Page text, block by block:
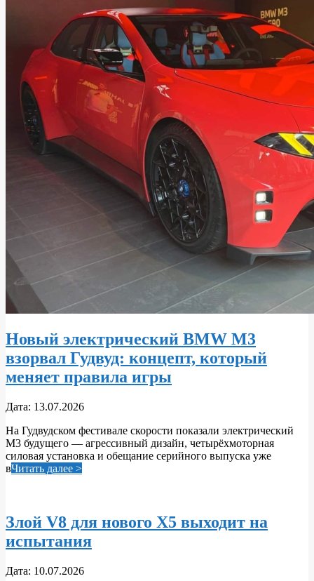
Новый электрический BMW M3
взорвал Гудвуд: концепт, который
меняет правила игры
2026-
13
Дата: 13.07.2026
На Гудвудском фестивале скорости показали электрический
M3 будущего — агрессивный дизайн, четырёхмоторная
силовая установка и обещание серийного выпуска уже
вЧитать далее >
Злой V8 для нового X5 выходит на
испытания
2026-
Дата: 10.07.2026